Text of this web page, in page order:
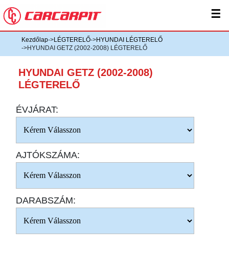
☰
Kezdőlap->LÉGTERELŐ->HYUNDAI LÉGTERELŐ
->HYUNDAI GETZ (2002-2008) LÉGTERELŐ
HYUNDAI GETZ (2002-2008)
LÉGTERELŐ
ÉVJÁRAT:
AJTÓKSZÁMA:
DARABSZÁM: